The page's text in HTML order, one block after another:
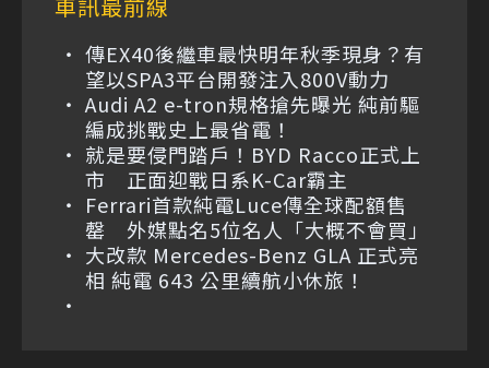
傳EX40後繼車最快明年秋季現身？有
望以SPA3平台開發注入800V動力
Audi A2 e-tron規格搶先曝光 純前驅
編成挑戰史上最省電！
就是要侵門踏戶！BYD Racco正式上
市 正面迎戰日系K-Car霸主
Ferrari首款純電Luce傳全球配額售
罄 外媒點名5位名人「大概不會買」
大改款 Mercedes-Benz GLA 正式亮
相 純電 643 公里續航小休旅！